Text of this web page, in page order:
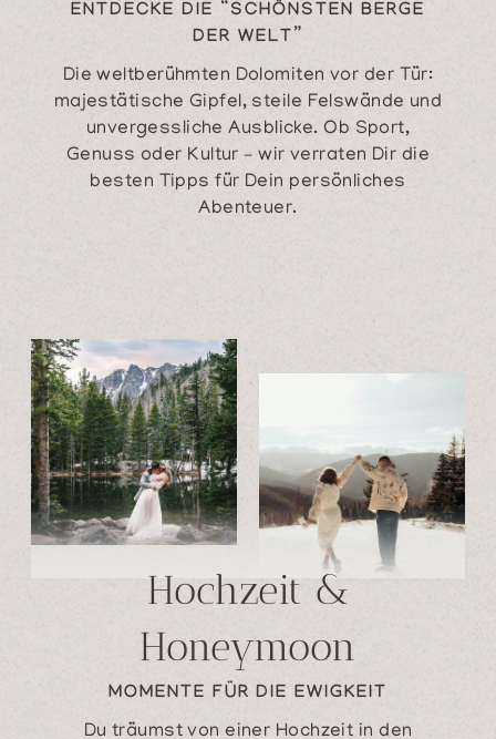
ENTDECKE DIE “SCHÖNSTEN BERGE
DER WELT”
Die weltberühmten Dolomiten vor der Tür:
majestätische Gipfel, steile Felswände und
unvergessliche Ausblicke. Ob Sport,
Genuss oder Kultur – wir verraten Dir die
besten Tipps für Dein persönliches
Abenteuer.
Hochzeit &
Honeymoon
MOMENTE FÜR DIE EWIGKEIT
Du träumst von einer Hochzeit in den